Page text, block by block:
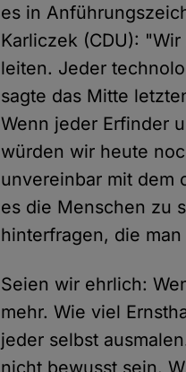
es in
Karliczek (CDU):
leiten. Jeder
sagte das Mitte
Wenn jeder Erfinder
würden wir heute
unvereinbar mit dem
es die Menschen zu
hinterfragen, die
Seien wir ehrlich:
mehr. Wie viel
jeder selbst